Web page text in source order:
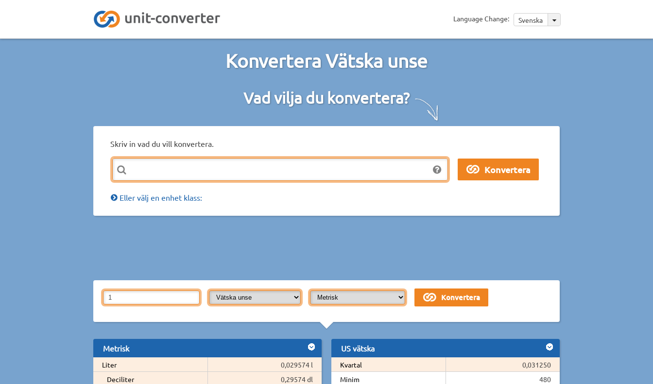
Language Change: Svenska
Konvertera Vätska unse
Vad vilja du konvertera?
Skriv in vad du vill konvertera.
Eller välj en enhet klass:
Metrisk
Liter
0,029574 l
Deciliter
0,29574 dl
US vätska
Kvartal
0,031250
Minim
480